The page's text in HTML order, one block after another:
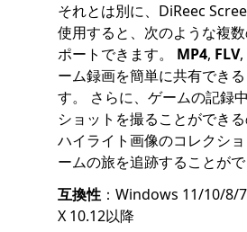
それとは別に、DiReec
使用すると、次のような複
ポートできます。
MP4, FLV,
ーム録画を簡単に共有でき
す。 さらに、ゲームの記録
ショットを撮ることができ
ハイライト画像のコレクシ
ームの旅を追跡することがで
互換性 ：Windows 11/10/8/
X 10.12以降